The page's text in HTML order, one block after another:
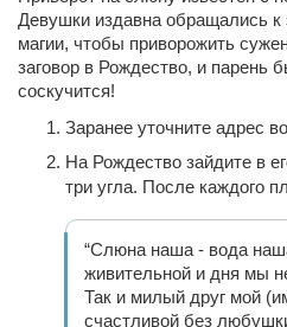
Девушки издавна обращались к
магии, чтобы приворожить
заговор в Рождество, и парень
соскучится!
Заранее уточните адрес
На Рождество зайдите в
три угла. После каждого
“Слюна наша - вода
живительной и дня мы
Так и милый друг мой
счастливой без